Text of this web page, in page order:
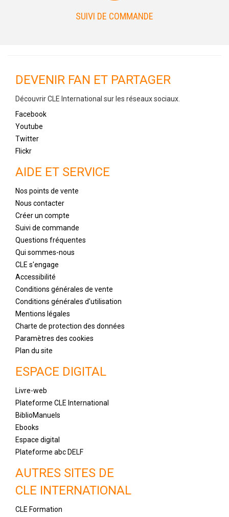
SUIVI DE COMMANDE
DEVENIR FAN ET PARTAGER
Découvrir CLE International sur les réseaux sociaux.
Facebook
Youtube
Twitter
Flickr
AIDE ET SERVICE
Nos points de vente
Nous contacter
Créer un compte
Suivi de commande
Questions fréquentes
Qui sommes-nous
CLE s'engage
Accessibilité
Conditions générales de vente
Conditions générales d'utilisation
Mentions légales
Charte de protection des données
Paramètres des cookies
Plan du site
ESPACE DIGITAL
Livre-web
Plateforme CLE International
BiblioManuels
Ebooks
Espace digital
Plateforme abc DELF
AUTRES SITES DE
CLE INTERNATIONAL
CLE Formation